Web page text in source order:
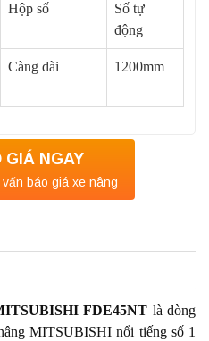
Hộp số
Số tự
động
Càng dài 1200mm
GIÁ NGAY
báo giá xe nâng
FDE45NT là dòng
MITSUBISHI nổi tiếng số 1